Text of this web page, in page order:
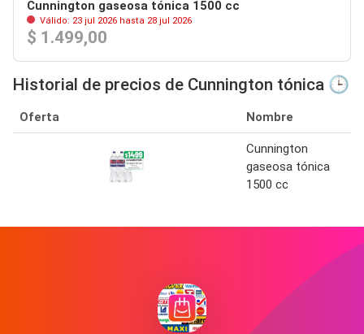
Cunnington gaseosa tónica 1500 cc
Válido: 23 jul 2026 hasta 28 jul 2026
$ 1.499,00
Historial de precios de Cunnington tónica 🕒
Oferta Nombre
Cunnington
gaseosa tónica
1500 cc